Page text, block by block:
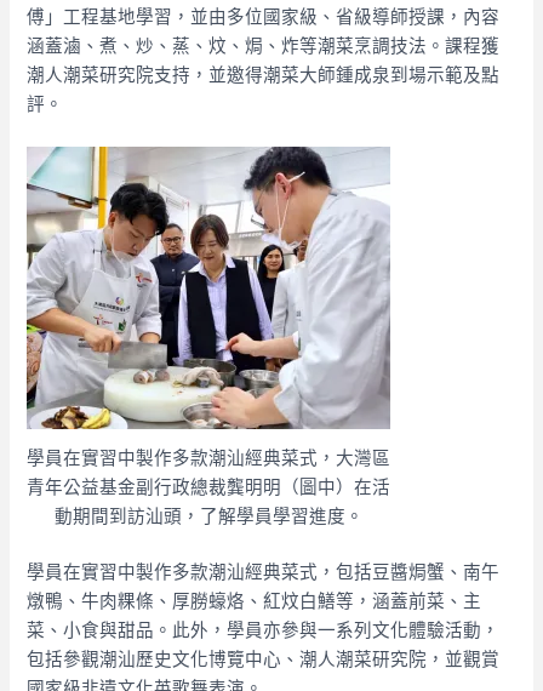
傅」工程基地學習，並由多位國家級、省級導師授課，內容
涵蓋滷、煮、炒、蒸、炆、焗、炸等潮菜烹調技法。課程獲
潮人潮菜研究院支持，並邀得潮菜大師鍾成泉到場示範及點
評。
學員在實習中製作多款潮汕經典菜式，大灣區
青年公益基金副行政總裁龔明明（圖中）在活
動期間到訪汕頭，了解學員學習進度。
學員在實習中製作多款潮汕經典菜式，包括豆醬焗蟹、南午
燉鴨、牛肉粿條、厚朥蠔烙、紅炆白鱔等，涵蓋前菜、主
菜、小食與甜品。此外，學員亦參與一系列文化體驗活動，
包括參觀潮汕歷史文化博覽中心、潮人潮菜研究院，並觀賞